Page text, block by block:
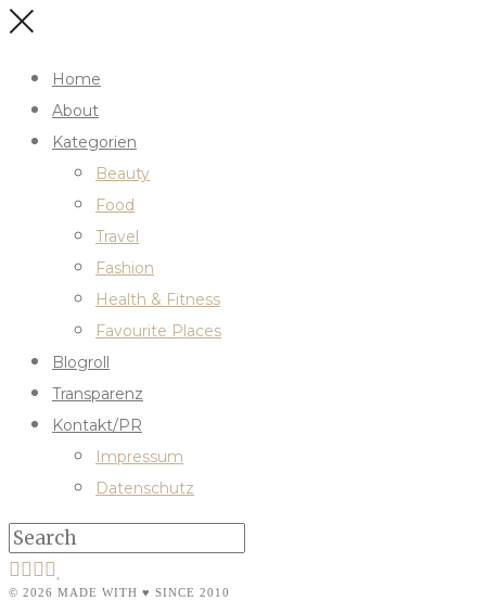
Home
About
Kategorien
Beauty
Food
Travel
Fashion
Health & Fitness
Favourite Places
Blogroll
Transparenz
Kontakt/PR
Impressum
Datenschutz
© 2026 MADE WITH ♥ SINCE 2010